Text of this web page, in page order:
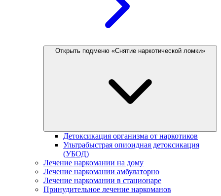
Открыть подменю «Снятие наркотической ломки»
Детоксикация организма от наркотиков
Ультрабыстрая опиоидная детоксикация
(УБОД)
Лечение наркомании на дому
Лечение наркомании амбулаторно
Лечение наркомании в стационаре
Принудительное лечение наркоманов